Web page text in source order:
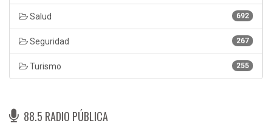
692
Salud
267
Seguridad
255
Turismo
88.5 RADIO PÚBLICA